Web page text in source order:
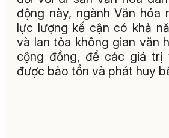
động này, ngành Văn hóa
lực lượng kế cận có khả
và lan tỏa không gian văn
cộng đồng, để các giá trị
được bảo tồn và phát huy